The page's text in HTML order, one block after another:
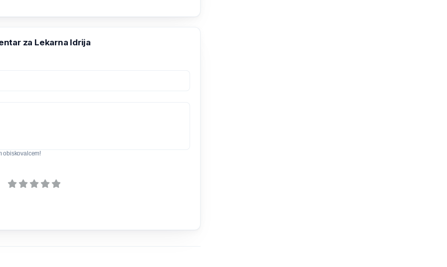
za Lekarna Idrija
obiskovalcem!